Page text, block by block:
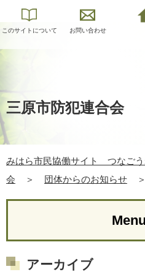
このサイトについて お問い合わせ
三原市防犯連合会
みはら市民協働サイト つなごう
会
＞ 団体からのお知らせ ＞
Menu
アーカイブ